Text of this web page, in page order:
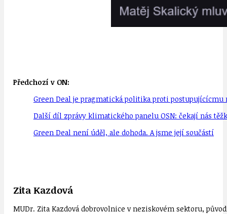
Předchozí v ON:
Green Deal je pragmatická politika proti postupujícícmu
Další díl zprávy klimatického panelu OSN: čekají nás
Green Deal není úděl, ale dohoda. A jsme její součástí
Zita Kazdová
MUDr. Zita Kazdová dobrovolnice v neziskovém sektoru,